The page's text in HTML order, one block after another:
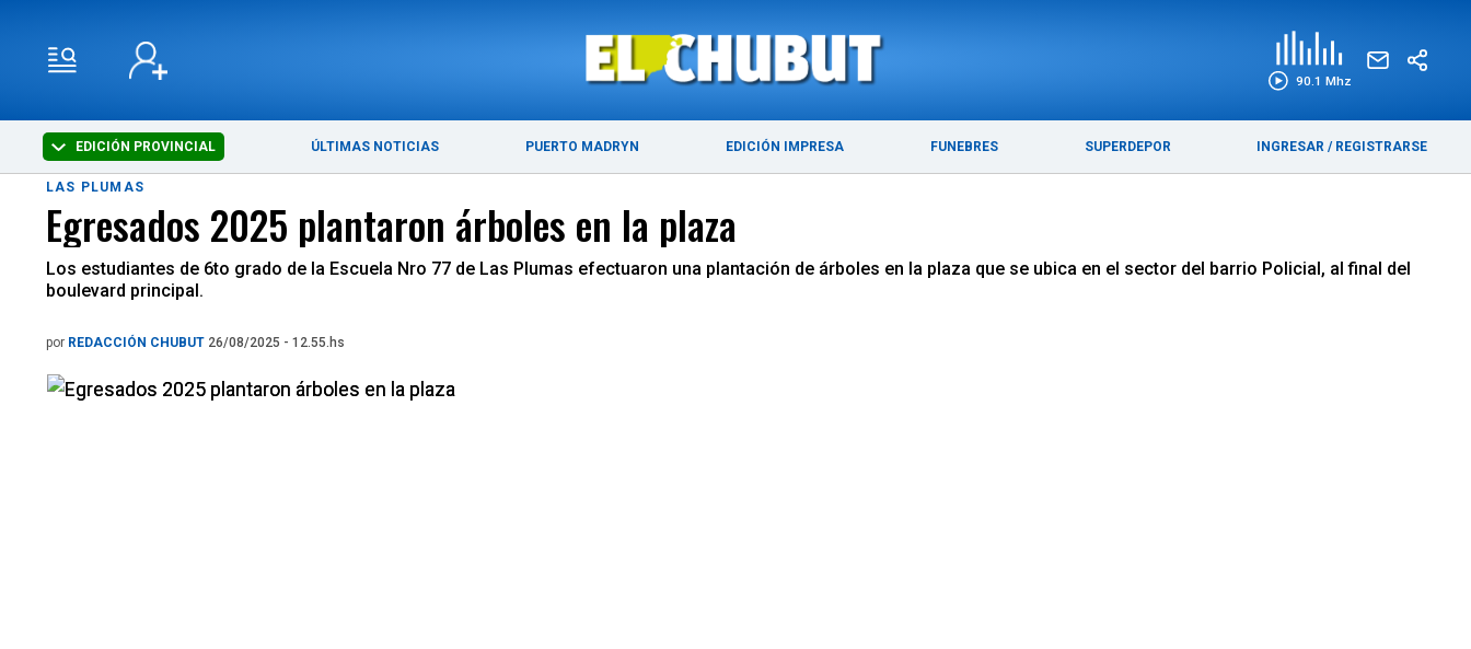
90.1 Mhz
EDICIÓN PROVINCIAL ÚLTIMAS NOTICIAS PUERTO MADRYN EDICIÓN IMPRESA FUNEBRES SUPERDEPOR INGRESAR / REGISTRARSE
ÚLTIMAS NOTICIAS PUERTO MADRYN
LAS PLUMAS
Egresados 2025 plantaron árboles en la plaza
Los estudiantes de 6to grado de la Escuela Nro 77 de Las Plumas efectuaron una plantación de árboles en la plaza que se ubica en el sector del barrio Policial, al final del
boulevard principal.
por REDACCIÓN CHUBUT 26/08/2025 - 12.55.hs